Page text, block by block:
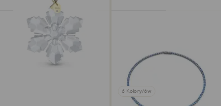
6 Kolory/ów